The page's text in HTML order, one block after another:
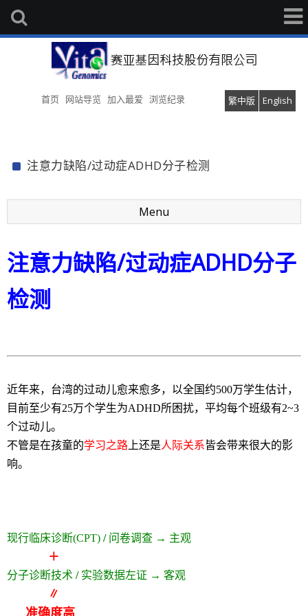
首页 网站导览 加入最爱 繁中版 English
浏览纪录
注意力缺陷/过动症ADHD分子检测
Menu
注意力缺陷/过动症ADHD分子
检测
近年来，台湾的过动儿愈来愈多，以全国约500万学生估计，
目前至少有25万个学生为ADHD所困扰，平均每个班级有2~3
个过动儿。
不管是在孩童的学习之路 上还是人际关系皆会带来很大的影
响。
现行临床诊断(CPT) /问卷调查 → 主观
＋
分子诊断技术 /实验数据左证 → 客观
∥
准确度高